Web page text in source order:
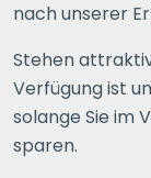
nach unserer
Stehen
Verfügung ist
solange Sie im
sparen.